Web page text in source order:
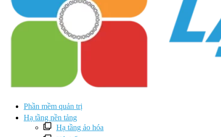
Phần mềm quản trị
Hạ tầng nền tảng
Hạ tầng ảo hóa